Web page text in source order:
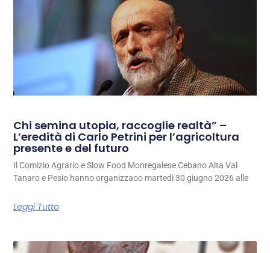
Chi semina utopia, raccoglie realtà” –
L’eredità di Carlo Petrini per l’agricoltura
presente e del futuro
Il Comizio Agrario e Slow Food Monregalese Cebano Alta Val
Tanaro e Pesio hanno organizzaoo martedì 30 giugno 2026 alle
Leggi Tutto